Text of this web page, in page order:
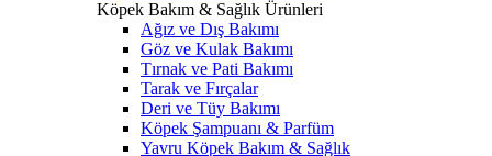
Köpek Bakım & Sağlık Ürünleri
Ağız ve Dış Bakımı
Göz ve Kulak Bakımı
Tırnak ve Pati Bakımı
Tarak ve Fırçalar
Deri ve Tüy Bakımı
Köpek Şampuanı & Parfüm
Yavru Köpek Bakım & Sağlık